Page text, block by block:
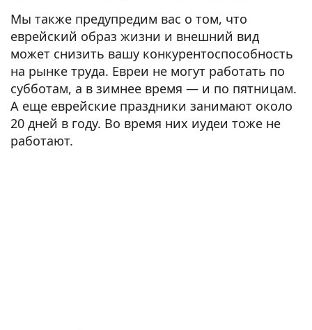
Мы также предупредим вас о том, что
еврейский образ жизни и внешний вид
может снизить вашу конкурентоспособность
на рынке труда. Евреи не могут работать по
субботам, а в зимнее время — и по пятницам.
А еще еврейские праздники занимают около
20 дней в году. Во время них иудеи тоже не
работают.